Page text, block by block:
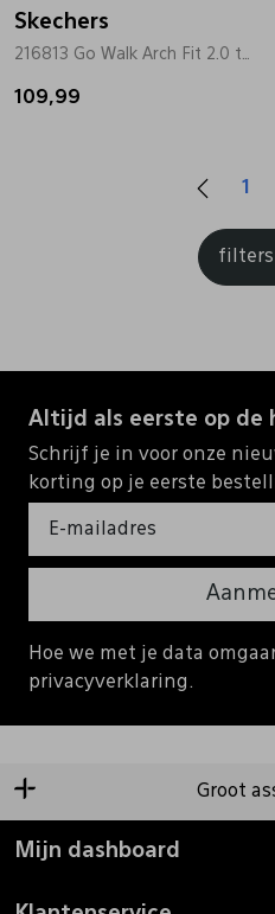
Skechers
109,99
1
filters
Altijd als eerste op de
Schrijf je in voor onze
korting op je eerste
Hoe we met je data
privacyverklaring.
Groot
Mijn dashboard